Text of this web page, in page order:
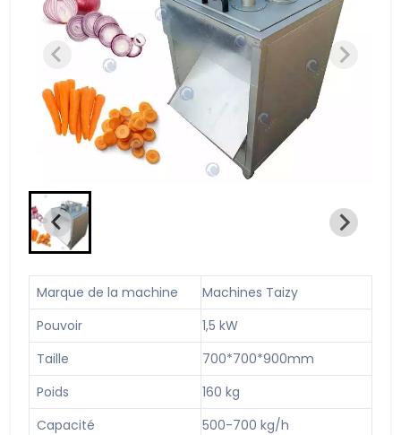
Marque de la machine
Machines Taizy
Pouvoir
1,5 kW
Taille
700*700*900mm
Poids
160 kg
Capacité
500-700 kg/h